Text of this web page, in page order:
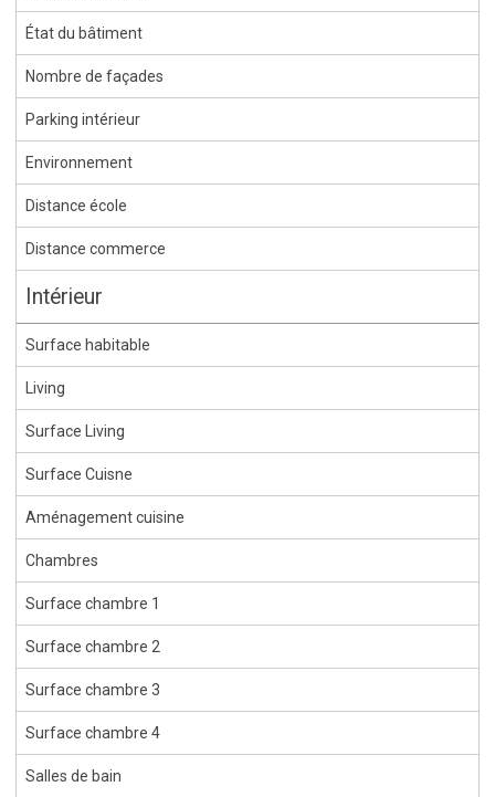
État du bâtiment
Nombre de façades
Parking intérieur
Environnement
Distance école
Distance commerce
Intérieur
Surface habitable
Living
Surface Living
Surface Cuisne
Aménagement cuisine
Chambres
Surface chambre 1
Surface chambre 2
Surface chambre 3
Surface chambre 4
Salles de bain